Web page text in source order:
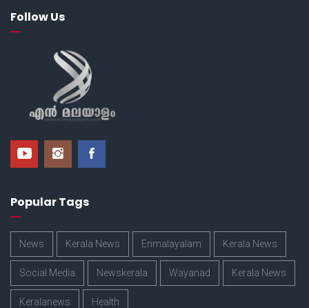
Follow Us
Popular Tags
News Kerala News Enmalayalam Kerala News
Social Media Newskerala Wayanad Kerala News
Keralanews Health